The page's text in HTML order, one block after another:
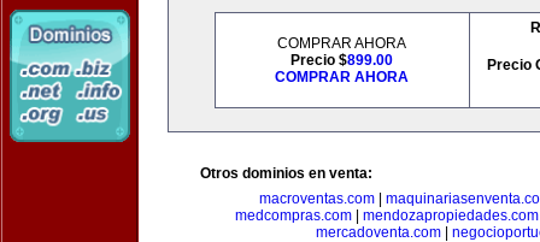
COMPRAR AHORA
Precio $899.00
COMPRAR AHORA
Precio
Otros dominios en venta:
macroventas.com
medcompras.com| mendozapropiedades.com
mercadoventa.com